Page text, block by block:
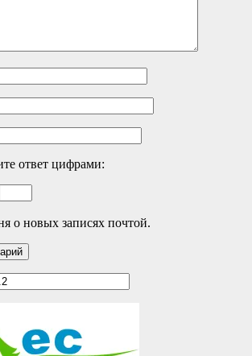
ответ цифрами:
о новых записях почтой.